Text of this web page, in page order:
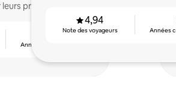
profits.
Années comme hôte
4,94
Note des voyageurs Années